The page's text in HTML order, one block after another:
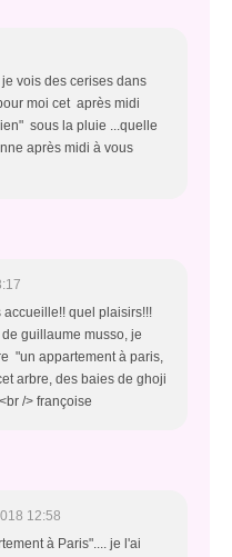
vois des cerises dans
moi cet après midi
sous la pluie ...quelle
après midi à vous
quel plaisirs!!!
guillaume musso, je
"un appartement à paris,
arbre, des baies de ghoji
/> françoise
12:58
à Paris".... je l'ai